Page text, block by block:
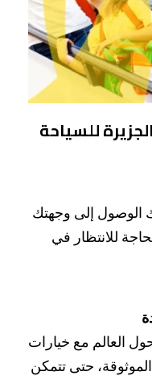
للسياحة
الوصول إلى وجهتك
للانتظار في
العالم مع خيارات
حتى تتمكن